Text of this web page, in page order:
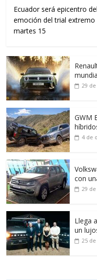
Ecuador será epicentro
emoción del trial
martes 15
29
GWM
4 de
con
29
Llega
un
25